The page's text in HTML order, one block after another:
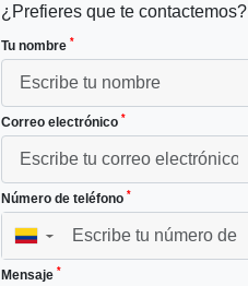
¿Prefieres que te contactemos?
Tu nombre *
Correo electrónico *
Número de teléfono *
▼
Mensaje *